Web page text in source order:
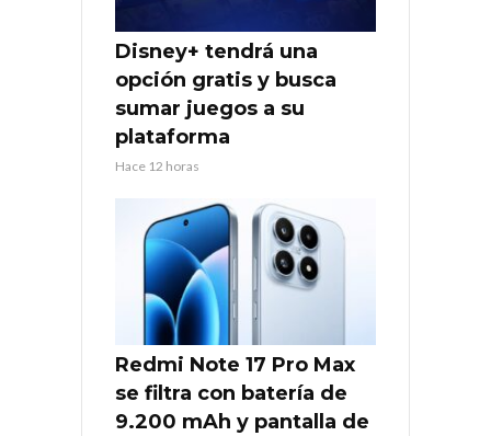
Disney+ tendrá una
opción gratis y busca
sumar juegos a su
plataforma
Hace 12 horas
Redmi Note 17 Pro Max
se filtra con batería de
9.200 mAh y pantalla de